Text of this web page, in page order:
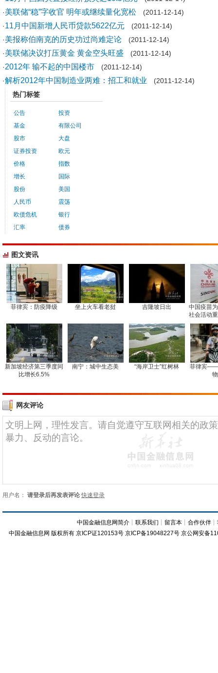
· 美联储“稳”字收官 明年或继续量化宽松 (2011-12-14)
· 11月中国新增人民币贷款5622亿元 (2011-12-14)
· 美报称伯南克的历史功过尚难定论 (2011-12-14)
· 美联储决议打压黄金 黄金空头旺盛 (2011-12-14)
· 2012年 输不起的中国楼市 (2011-12-14)
·解析2012年中国制造业两难：招工和就业 (2011-12-14)
热门标签
公告
基金
股市
证券投资
价格
增长
股份
人民币
欧债危机
汇率
投资
有限公司
大盘
欧元
指数
国际
美国
震荡
银行
债券
图文资讯
菲律宾：防疫降级 坐上火车看老挝 吉隆坡日出
中国疫苗
社会活动
新加坡经济第三季度同
比增长6.5%
南宁：城中生态美 “海岸卫士”红树林
菲律宾
网友评论
用户名： 请登录后再发表评论 快速登录
中国金融信息网简介 ┊联系我们 ┊ 留言本 ┊合作伙伴 ┊
中国金融信息网 版权所有 京ICP证120153号 京ICP备19048227号 京公网安备